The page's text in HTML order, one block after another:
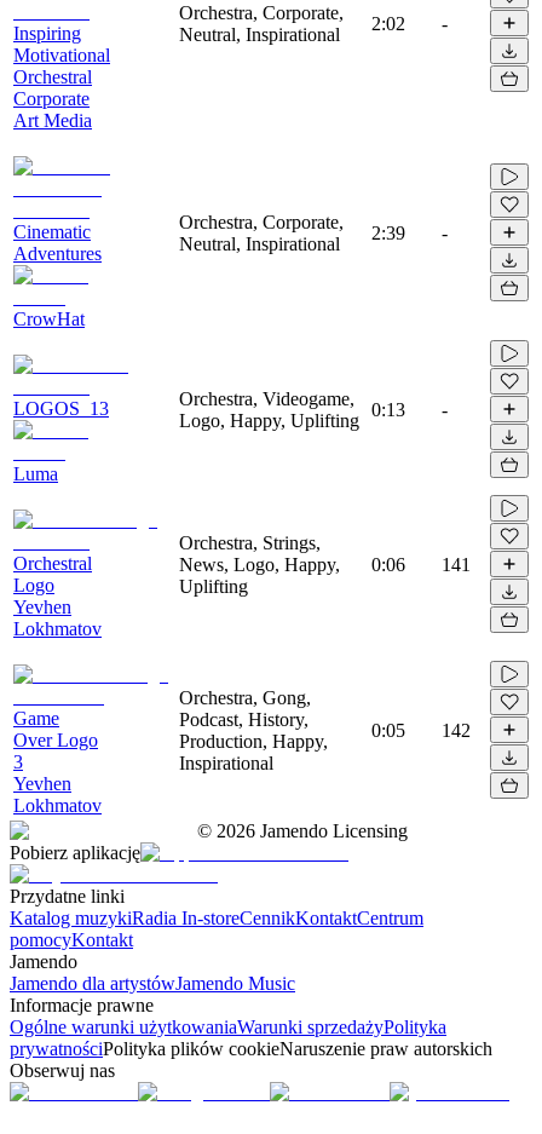
Inspiring
Motivational
Orchestral
Corporate
Art Media
Orchestra, Corporate,
Neutral, Inspirational
2:02 -
Cinematic
Adventures
CrowHat
Orchestra, Corporate,
Neutral, Inspirational
2:39 -
LOGOS_13
Luma
Orchestra, Videogame,
Logo, Happy, Uplifting
0:13 -
Orchestral
Logo
Yevhen
Lokhmatov
Orchestra, Strings,
News, Logo, Happy,
Uplifting
0:06 141
Game
Over Logo
3
Yevhen
Lokhmatov
Orchestra, Gong,
Podcast, History,
Production, Happy,
Inspirational
0:05 142
© 2026 Jamendo Licensing
Pobierz aplikację
Przydatne linki
Katalog muzykiRadia In-storeCennikKontaktCentrum
pomocyKontakt
Jamendo
Jamendo dla artystówJamendo Music
Informacje prawne
Ogólne warunki użytkowaniaWarunki sprzedażyPolityka
prywatnościPolityka plików cookieNaruszenie praw autorskich
Obserwuj nas